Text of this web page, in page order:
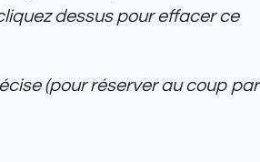
dessus pour effacer ce
(pour réserver au coup par